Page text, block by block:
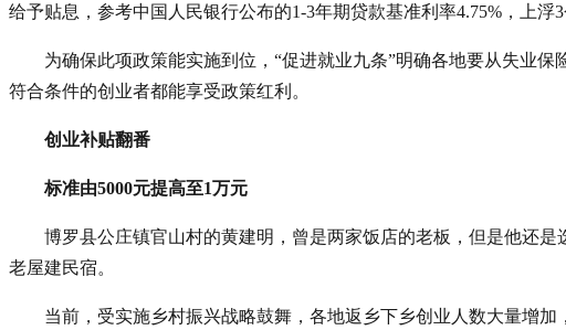
给予贴息，参考中国人民银行公布的1-3年期贷款基准利率4.75%，上浮
为确保此项政策能实施到位，“促进就业九条”明确各地要从失业
符合条件的创业者都能享受政策红利。
创业补贴翻番
标准由5000元提高至1万元
博罗县公庄镇官山村的黄建明，曾是两家饭店的老板，但是他还
老屋建民宿。
当前，受实施乡村振兴战略鼓舞，各地返乡下乡创业人数大量增